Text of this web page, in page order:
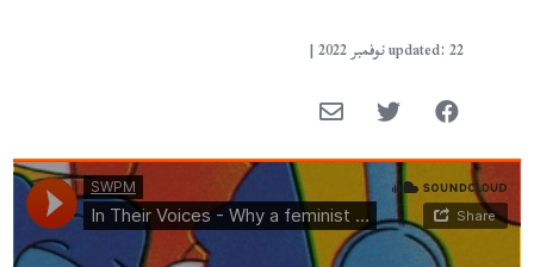
updated: 22 نوفمبر 2022 |